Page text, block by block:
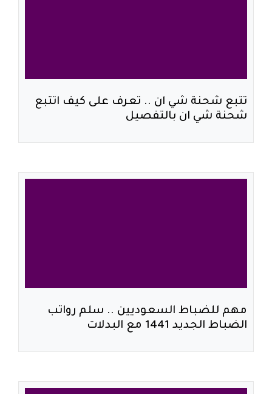
تتبع شحنة شي ان .. تعرف على كيف اتتبع
شحنة شي ان بالتفصيل
مهم للضباط السعوديين .. سلم رواتب
الضباط الجديد 1441 مع البدلات